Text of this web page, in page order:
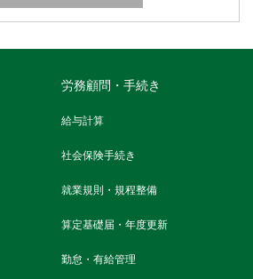
労務顧問・手続き
給与計算
社会保険手続き
就業規則・規程整備
算定基礎届・年度更新
勤怠・有給管理